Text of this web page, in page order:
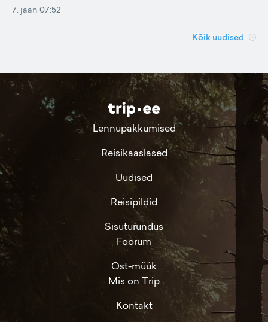
7. jaan 07:52
Kõik uudised
Lennupakkumised
Reisikaaslased
Uudised
Reisipildid
Sisuturundus
Foorum
Ost-müük
Mis on Trip
Kontakt